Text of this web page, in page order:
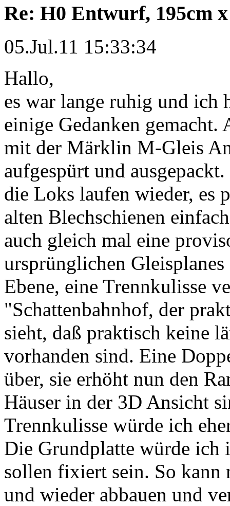
Re: H0 Entwurf, 195cm
05.Jul.11 15:33:34
Hallo,
es war lange ruhig und ich
einige Gedanken gemacht.
mit der Märklin M-Gleis
aufgespürt und
die Loks laufen wieder, es
alten Blechschienen
auch gleich mal eine
ursprünglichen
Ebene, eine Trennkulisse
"Schattenbahnhof, der
sieht, daß praktisch keine
vorhanden sind. Eine
über, sie erhöht nun den
Häuser in der 3D Ansicht
Trennkulisse würde ich
Die Grundplatte würde ich
sollen fixiert sein. So kann
und wieder abbauen und